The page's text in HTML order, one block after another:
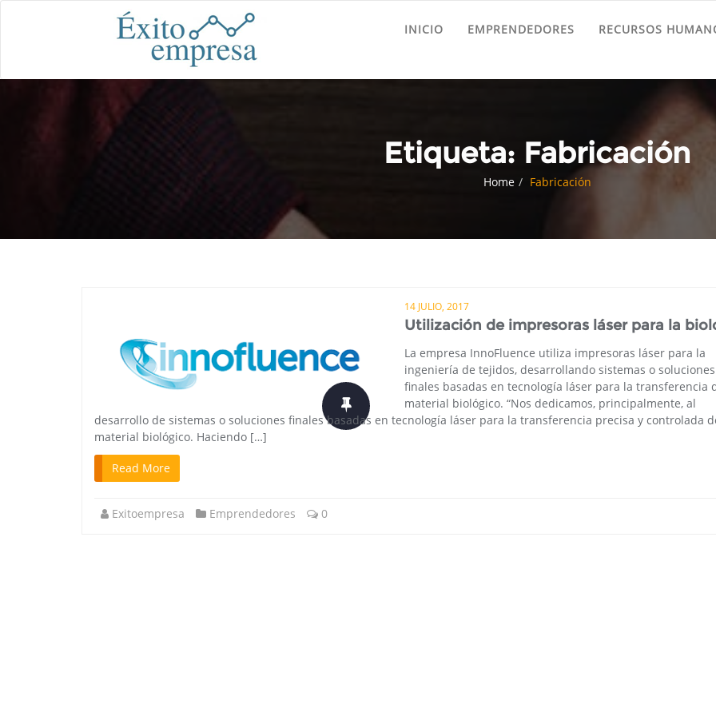
INICIO EMPRENDEDORES RECURSOS
Etiqueta: Fabricación
Home Fabricación
14 JULIO, 2017
Utilización de impresoras láser para la
La empresa InnoFluence utiliza impresoras láser para la
ingeniería de tejidos, desarrollando sistemas o soluciones
finales basadas en tecnología láser para la transferencia
material biológico. “Nos dedicamos, principalmente, al
desarrollo de sistemas o soluciones finales basadas en tecnología láser para la transferencia precisa y controlada
material biológico. Haciendo […]
Read More
Exitoempresa Emprendedores 0